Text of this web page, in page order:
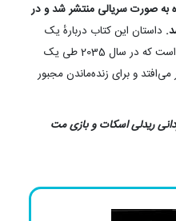
به صورت سریالی منتشر شد و در
داستان این کتاب دربارهٔ یک
فضانورد آمریکایی به نام مارک واتنی است که در سال 2035 طی یک
و برای زنده‌ماندن مجبور
ریدلی اسکات و بازی مت